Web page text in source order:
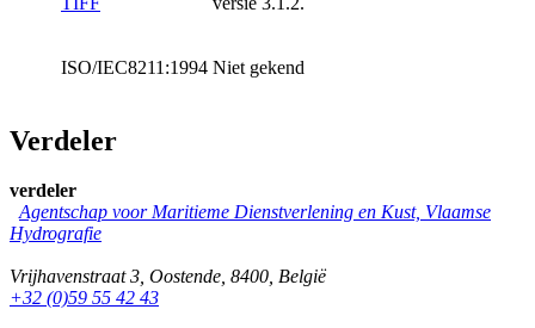
ISO/IEC8211:1994 Niet gekend
Verdeler
verdeler
Agentschap voor Maritieme Dienstverlening en Kust, Vlaamse
Hydrografie
Vrijhavenstraat 3, Oostende, 8400, België
+32 (0)59 55 42 43